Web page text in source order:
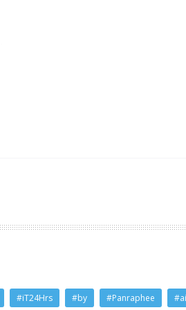
#iT24Hrs #by #Panraphee #ai